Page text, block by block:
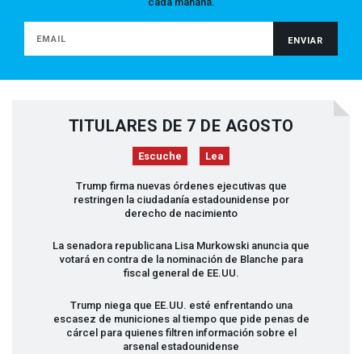
TITULARES DE 7 DE AGOSTO
Escuche Lea
Trump firma nuevas órdenes ejecutivas que
restringen la ciudadanía estadounidense por
derecho de nacimiento
La senadora republicana Lisa Murkowski anuncia que
votará en contra de la nominación de Blanche para
fiscal general de EE.UU.
Trump niega que EE.UU. esté enfrentando una
escasez de municiones al tiempo que pide penas de
cárcel para quienes filtren información sobre el
arsenal estadounidense